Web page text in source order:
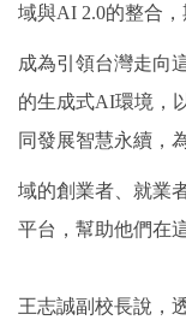
域與AI 2.0的整合
成為引領台灣走向
的生成式AI環境，
同發展智慧永續，
域的創業者、就業
平台，幫助他們在
王志誠副校長說，